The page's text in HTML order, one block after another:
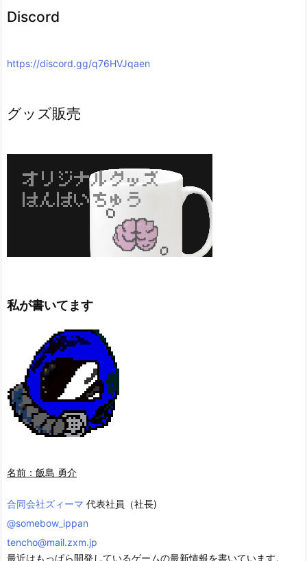
Discord
https://discord.gg/q76HVJqaen
グッズ販売
私が書いてます
名前：飯島 勇介
合同会社ズィーマ 代表社員（社長)
@somebow_ippan
tencho@mail.zxm.jp
最近はもっぱら開発しているゲームの最新情報を書いています。